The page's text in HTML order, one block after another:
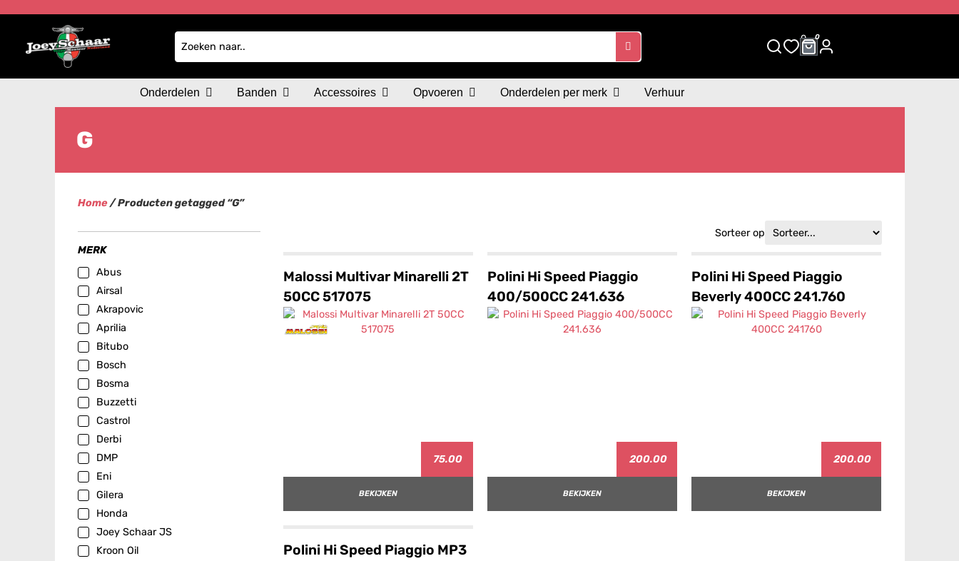
0 0
Onderdelen Banden Accessoires Opvoeren Onderdelen per merk Verhuur
G
Home/ Producten getagged “G”
MERK
Abus
Airsal
Akrapovic
Aprilia
Bitubo
Bosch
Bosma
Buzzetti
Castrol
Derbi
DMP
Eni
Gilera
Honda
Joey Schaar JS
Kroon Oil
Sorteer op
Malossi Multivar Minarelli 2T
50CC 517075
75.00
BEKIJKEN
Polini Hi Speed Piaggio
400/500CC 241.636
200.00
BEKIJKEN
Polini Hi Speed Piaggio
Beverly 400CC 241.760
200.00
BEKIJKEN
Polini Hi Speed Piaggio MP3